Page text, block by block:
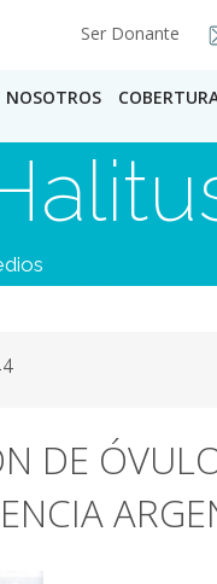
Ser Donante
NOSOTROS
DE